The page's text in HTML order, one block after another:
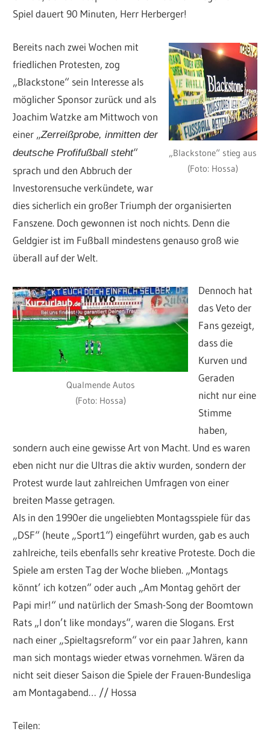
Spiel dauert 90 Minuten, Herr Herberger!
„Blackstone“ stieg aus
(Foto: Hossa)
Bereits nach zwei Wochen mit
friedlichen Protesten, zog
„Blackstone“ sein Interesse als
möglicher Sponsor zurück und als
Joachim Watzke am Mittwoch von
einer „Zerreißprobe, inmitten der
deutsche Profifußball steht“
sprach und den Abbruch der
Investorensuche verkündete, war
dies sicherlich ein großer Triumph der organisierten
Fanszene. Doch gewonnen ist noch nichts. Denn die
Geldgier ist im Fußball mindestens genauso groß wie
überall auf der Welt.
Qualmende Autos
(Foto: Hossa)
Dennoch hat
das Veto der
Fans gezeigt,
dass die
Kurven und
Geraden
nicht nur eine
Stimme
haben,
sondern auch eine gewisse Art von Macht. Und es waren
eben nicht nur die Ultras die aktiv wurden, sondern der
Protest wurde laut zahlreichen Umfragen von einer
breiten Masse getragen.
Als in den 1990er die ungeliebten Montagsspiele für das
„DSF“ (heute „Sport1“) eingeführt wurden, gab es auch
zahlreiche, teils ebenfalls sehr kreative Proteste. Doch die
Spiele am ersten Tag der Woche blieben. „Montags
könnt’ ich kotzen“ oder auch „Am Montag gehört der
Papi mir!“ und natürlich der Smash-Song der Boomtown
Rats „I don’t like mondays“, waren die Slogans. Erst
nach einer „Spieltagsreform“ vor ein paar Jahren, kann
man sich montags wieder etwas vornehmen. Wären da
nicht seit dieser Saison die Spiele der Frauen-Bundesliga
am Montagabend… // Hossa
Teilen: